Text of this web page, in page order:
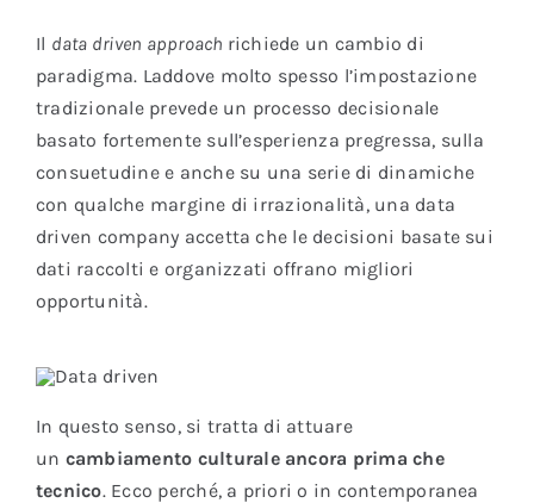
Il data driven approach richiede un cambio di
paradigma. Laddove molto spesso l’impostazione
tradizionale prevede un processo decisionale
basato fortemente sull’esperienza pregressa, sulla
consuetudine e anche su una serie di dinamiche
con qualche margine di irrazionalità, una data
driven company accetta che le decisioni basate sui
dati raccolti e organizzati offrano migliori
opportunità.
In questo senso, si tratta di attuare
un cambiamento culturale ancora prima che
tecnico. Ecco perché, a priori o in contemporanea